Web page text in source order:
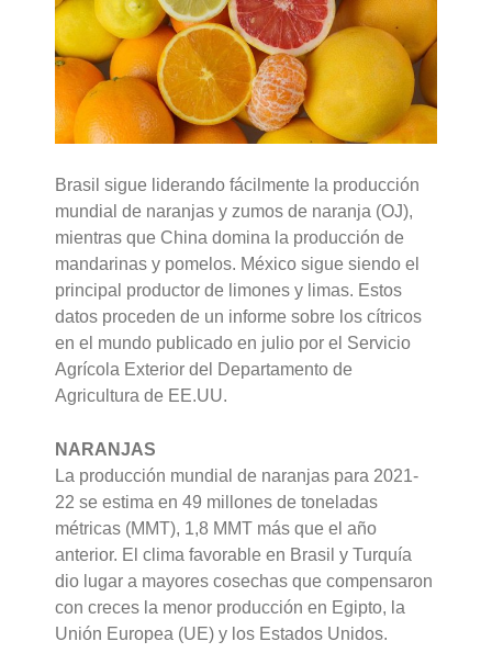
Brasil sigue liderando fácilmente la producción
mundial de naranjas y zumos de naranja (OJ),
mientras que China domina la producción de
mandarinas y pomelos. México sigue siendo el
principal productor de limones y limas. Estos
datos proceden de un informe sobre los cítricos
en el mundo publicado en julio por el Servicio
Agrícola Exterior del Departamento de
Agricultura de EE.UU.
NARANJAS
La producción mundial de naranjas para 2021-
22 se estima en 49 millones de toneladas
métricas (MMT), 1,8 MMT más que el año
anterior. El clima favorable en Brasil y Turquía
dio lugar a mayores cosechas que compensaron
con creces la menor producción en Egipto, la
Unión Europea (UE) y los Estados Unidos.